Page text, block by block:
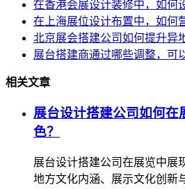
在香港会展设计装修中，如何
在上海展位设计布置中，如何
北京展会搭建公司如何提升异
展台搭建商通过哪些调整，可
相关文章
展台设计搭建公司如何在
色？
展台设计搭建公司在展览中展
地方文化内涵、展示文化创新